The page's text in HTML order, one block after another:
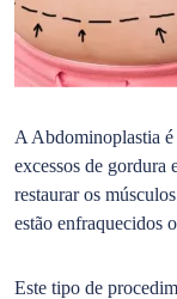
A Abdominoplastia é
excessos de gordura
restaurar os
estão enfraquecidos
Este tipo de